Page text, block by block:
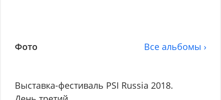
Фото Все альбомы ›
Выставка-фестиваль PSI Russia 2018.